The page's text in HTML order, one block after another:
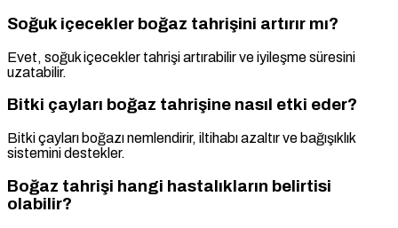
Soğuk içecekler boğaz tahrişini artırır mı?
Evet, soğuk içecekler tahrişi artırabilir ve iyileşme süresini
uzatabilir.
Bitki çayları boğaz tahrişine nasıl etki eder?
Bitki çayları boğazı nemlendirir, iltihabı azaltır ve bağışıklık
sistemini destekler.
Boğaz tahrişi hangi hastalıkların belirtisi
olabilir?